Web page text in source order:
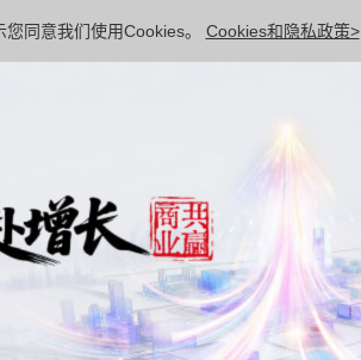
同意我们使用Cookies。 Cookies和隐私政策>